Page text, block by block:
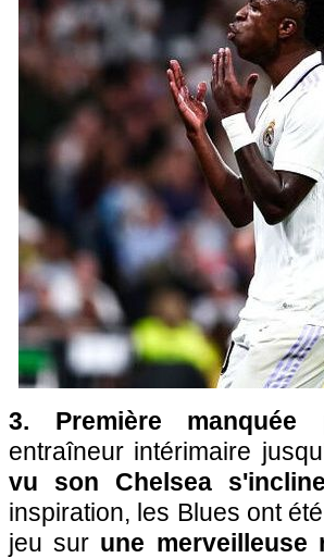
3. Première manquée
entraîneur intérimaire
vu son Chelsea
inspiration, les Blues ont
jeu sur une merveilleuse